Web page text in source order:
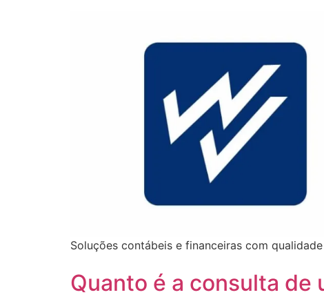
Soluções contábeis e financeiras com
Quanto é a consulta de